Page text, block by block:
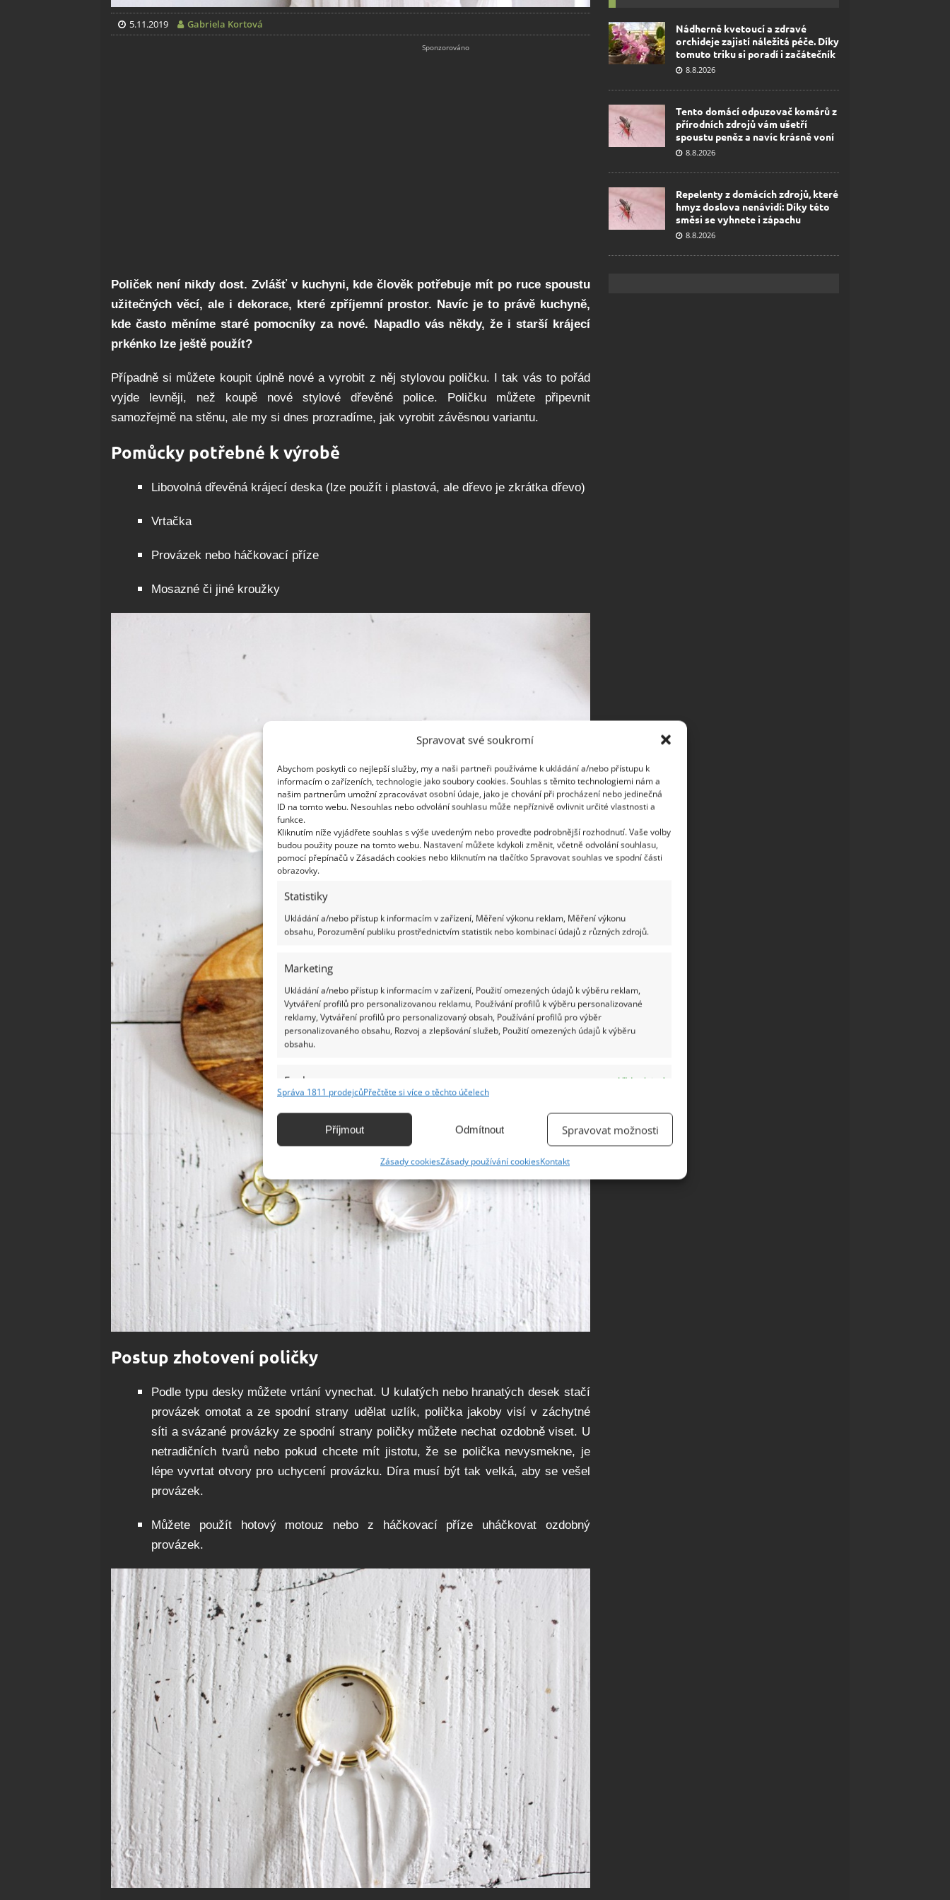
Spravovat své soukromí
Abychom poskytli co nejlepší služby, my a naši partneři používáme k ukládání a/nebo přístupu k
informacím o zařízeních, technologie jako soubory cookies. Souhlas s těmito technologiemi nám a
našim partnerům umožní zpracovávat osobní údaje, jako je chování při procházení nebo jedinečná
ID na tomto webu. Nesouhlas nebo odvolání souhlasu může nepříznivě ovlivnit určité vlastnosti a
funkce.
Kliknutím níže vyjádřete souhlas s výše uvedeným nebo proveďte podrobnější rozhodnutí. Vaše volby
budou použity pouze na tomto webu. Nastavení můžete kdykoli změnit, včetně odvolání souhlasu,
pomocí přepínačů v Zásadách cookies nebo kliknutím na tlačítko Spravovat souhlas ve spodní části
obrazovky.
Statistiky
Ukládání a/nebo přístup k informacím v zařízení, Měření výkonu reklam, Měření výkonu
obsahu, Porozumění publiku prostřednictvím statistik nebo kombinací údajů z různých zdrojů.
Marketing
Ukládání a/nebo přístup k informacím v zařízení, Použití omezených údajů k výběru reklam,
Vytváření profilů pro personalizovanou reklamu, Používání profilů k výběru personalizované
reklamy, Vytváření profilů pro personalizovaný obsah, Používání profilů pro výběr
personalizovaného obsahu, Rozvoj a zlepšování služeb, Použití omezených údajů k výběru
obsahu.
Funkce
Vždy aktivní
Identifikace zařízení na základě automaticky přenášených informací.
základě aktivně vyžádaných informací.
Zajištění bezpečnosti, předcházení a zjišťování podvodů a
odstraňování chyb, Poskytování a zobrazování reklamy a obsahu,
Ukládání a sdělování voleb ochrany osobních údajů.
Správa 1811 prodejcůPřečtěte si více o těchto účelech
Příjmout Odmítnout Spravovat možnosti
Zásady cookiesZásady používání cookiesKontakt
5.11.2019 Gabriela Kortová
Poliček není nikdy dost. Zvlášť v kuchyni, kde člověk potřebuje mít po ruce spoustu
užitečných věcí, ale i dekorace, které zpříjemní prostor. Navíc je to právě kuchyně,
kde často měníme staré pomocníky za nové. Napadlo vás někdy, že i starší krájecí
prkénko lze ještě použít?
Případně si můžete koupit úplně nové a vyrobit z něj stylovou poličku. I tak vás to pořád
vyjde levněji, než koupě nové stylové dřevěné police. Poličku můžete připevnit
samozřejmě na stěnu, ale my si dnes prozradíme, jak vyrobit závěsnou variantu.
Pomůcky potřebné k výrobě
Libovolná dřevěná krájecí deska (lze použít i plastová, ale dřevo je zkrátka dřevo)
Vrtačka
Provázek nebo háčkovací příze
Mosazné či jiné kroužky
Postup zhotovení poličky
Podle typu desky můžete vrtání vynechat. U kulatých nebo hranatých desek stačí
provázek omotat a ze spodní strany udělat uzlík, polička jakoby visí v záchytné
síti a svázané provázky ze spodní strany poličky můžete nechat ozdobně viset. U
netradičních tvarů nebo pokud chcete mít jistotu, že se polička nevysmekne, je
lépe vyvrtat otvory pro uchycení provázku. Díra musí být tak velká, aby se vešel
provázek.
Můžete použít hotový motouz nebo z háčkovací příze uháčkovat ozdobný
provázek.
Nádherně kvetoucí a zdravé
orchideje zajistí náležitá péče. Díky
tomuto triku si poradí i začátečník
8.8.2026
Tento domácí odpuzovač komárů z
přírodních zdrojů vám ušetří
spoustu peněz a navíc krásně voní
8.8.2026
Repelenty z domácích zdrojů, které
hmyz doslova nenávidí: Díky této
směsi se vyhnete i zápachu
8.8.2026